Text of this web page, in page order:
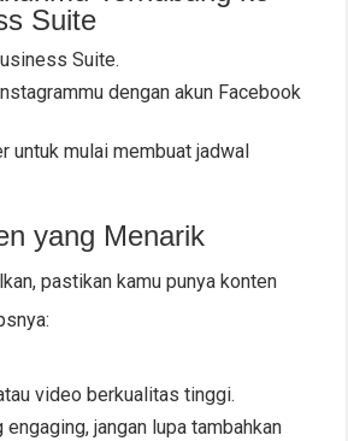
Suite
Suite.
dengan akun Facebook
untuk mulai membuat jadwal
yang Menarik
pastikan kamu punya konten
video berkualitas tinggi.
jangan lupa tambahkan